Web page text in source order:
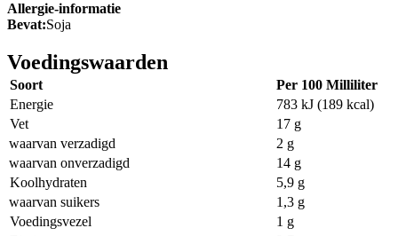
Allergie-informatie
Bevat:Soja
Voedingswaarden
Soort
Per 100 Milliliter
Energie
783 kJ (189 kcal)
Vet
17 g
waarvan verzadigd
2 g
waarvan onverzadigd
14 g
Koolhydraten
5,9 g
waarvan suikers
1,3 g
Voedingsvezel
1 g